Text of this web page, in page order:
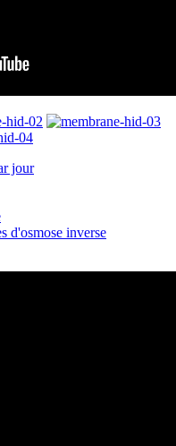
jour
d'osmose inverse